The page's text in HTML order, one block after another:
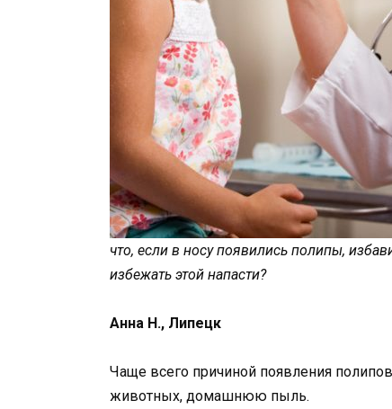
что, если в носу появились полипы,
избежать этой напасти?
Анна Н., Липецк
Чаще всего причиной появления
животных, домашнюю пыль.